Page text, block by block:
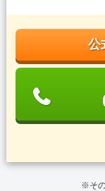
公
※その